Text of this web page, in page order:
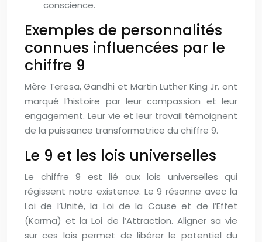
conscience.
Exemples de personnalités
connues influencées par le
chiffre 9
Mère Teresa, Gandhi et Martin Luther King Jr. ont
marqué l’histoire par leur compassion et leur
engagement. Leur vie et leur travail témoignent
de la puissance transformatrice du chiffre 9.
Le 9 et les lois universelles
Le chiffre 9 est lié aux lois universelles qui
régissent notre existence. Le 9 résonne avec la
Loi de l’Unité, la Loi de la Cause et de l’Effet
(Karma) et la Loi de l’Attraction. Aligner sa vie
sur ces lois permet de libérer le potentiel du